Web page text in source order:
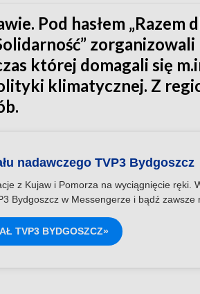
Pod hasłem „Razem
zorganizowali
której domagali się
klimatycznej. Z
nadawczego TVP3 Bydgoszcz
z Kujaw i Pomorza na wyciągnięcie ręki.
Bydgoszcz w Messengerze i bądź zawsze
TVP3 BYDGOSZCZ»